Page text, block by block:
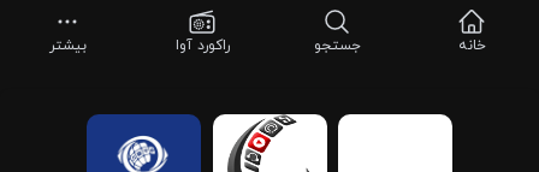
خانه جستجو راکورد آوا بیشتر